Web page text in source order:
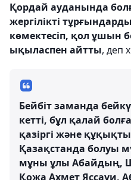
Қордай ауданында
жергілікті
көмектесіп, қол ұшын
ықыласпен айтты, деп
Бейбіт заманда
кетті, бұл қалай
қазіргі және
Қазақстанда болуы
мұны ұлы Абайдың,
Қожа Ахмет Яссауи,